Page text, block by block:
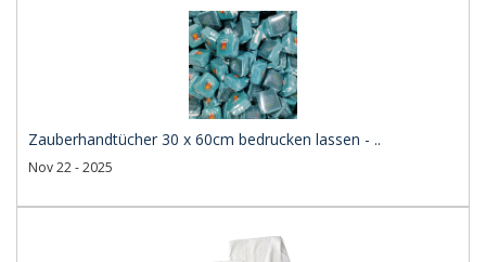
Zauberhandtücher 30 x 60cm bedrucken lassen - ..
Nov 22 - 2025